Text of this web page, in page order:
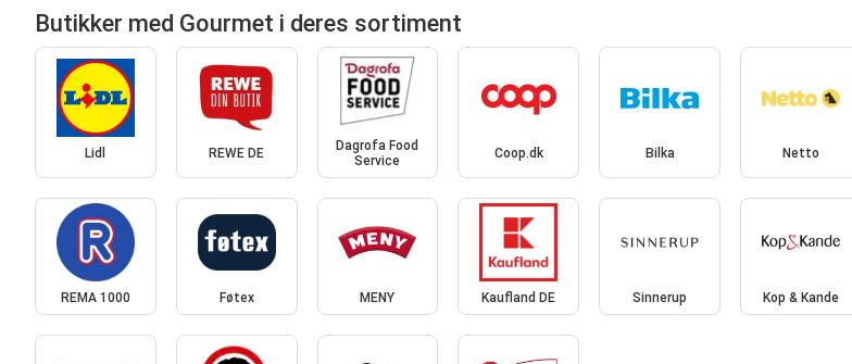
Butikker med Gourmet i deres sortiment
Lidl REWE DE
Dagrofa Food
Service
Coop.dk Bilka Netto
REMA 1000 Føtex MENY Kaufland DE Sinnerup Kop & Kande